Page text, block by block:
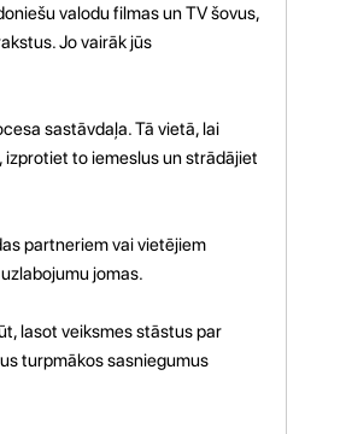
valodu filmas un TV šovus,
Jo vairāk jūs
sastāvdaļa. Tā vietā, lai
izprotiet to iemeslus un strādājiet
partneriem vai vietējiem
jomas.
lasot veiksmes stāstus par
turpmākos sasniegumus